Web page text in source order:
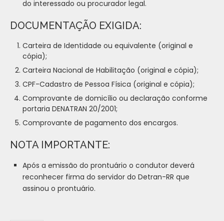
do interessado ou procurador legal.
DOCUMENTAÇÃO EXIGIDA:
Carteira de Identidade ou equivalente (original e
cópia);
Carteira Nacional de Habilitação (original e cópia);
CPF-Cadastro de Pessoa Física (original e cópia);
Comprovante de domicílio ou declaração conforme
portaria DENATRAN 20/2001;
Comprovante de pagamento dos encargos.
NOTA IMPORTANTE:
Após a emissão do prontuário o condutor deverá
reconhecer firma do servidor do Detran-RR que
assinou o prontuário.